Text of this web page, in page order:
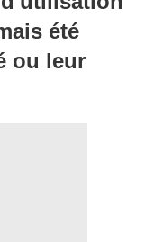
été
ou leur